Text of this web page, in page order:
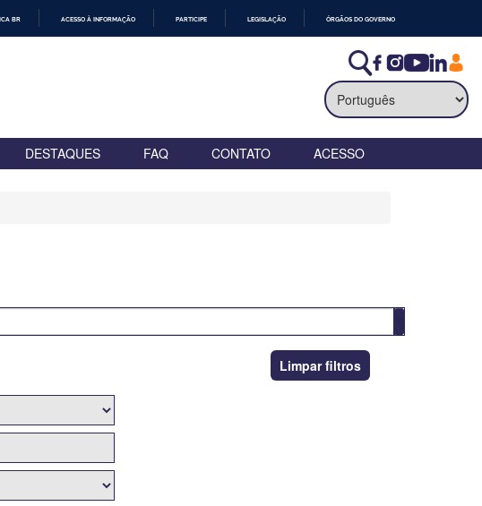
BR ACESSO À INFORMAÇÃO PARTICIPE LEGISLAÇÃO ÓRGÃOS DO GOVERNO
DESTAQUES FAQ CONTATO ACESSO
Limpar filtros